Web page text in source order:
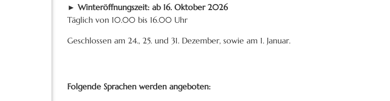
► Winteröffnungszeit: ab 16. Oktober 2026
Täglich von 10.00 bis 16.00 Uhr
Geschlossen am 24., 25. und 31. Dezember, sowie am 1. Januar.
Folgende Sprachen werden angeboten: